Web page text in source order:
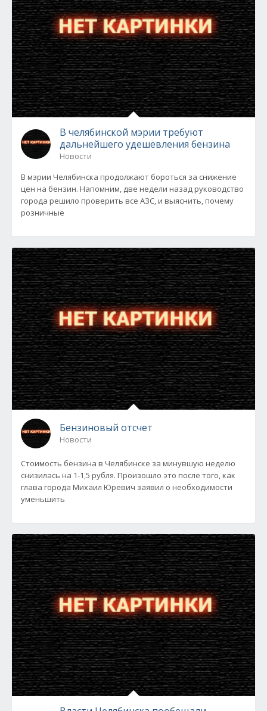
В челябинской мэрии требуют
дальнейшего удешевления бензина
Новости
В мэрии Челябинска продолжают бороться за снижение
цен на бензин. Напомним, две недели назад руководство
города решило проверить все АЗС, и выяснить, почему
розничные
Бензиновый отсчет
Новости
Стоимость бензина в Челябинске за минувшую неделю
снизилась на 1-1,5 рубля. Произошло это после того, как
глава города Михаил Юревич заявил о необходимости
уменьшить